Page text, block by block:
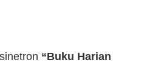
“Buku Harian